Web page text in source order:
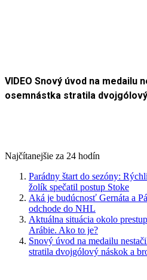
VIDEO Snový úvod na medailu
osemnástka stratila
Najčítanejšie za 24 hodín
Parádny štart do sezóny:
žolík spečatil postup Stoke
Aká je budúcnosť Gernáta a
odchode do NHL
Aktuálna situácia okolo
Arábie. Ako to je?
Snový úvod na medailu
stratila dvojgólový náskok a